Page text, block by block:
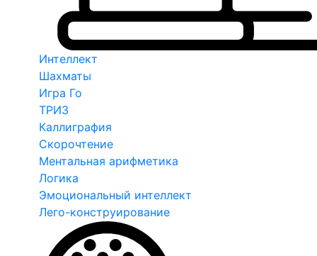
Интеллект
Шахматы
Игра Го
ТРИЗ
Каллиграфия
Скорочтение
Ментальная арифметика
Логика
Эмоциональный интеллект
Лего-конструирование